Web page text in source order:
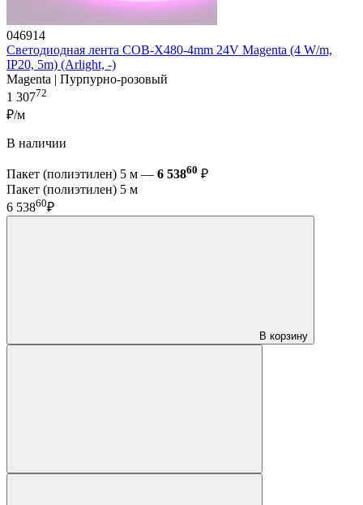
046914
Светодиодная лента COB-X480-4mm 24V Magenta (4 W/m,
IP20, 5m) (Arlight, -)
Magenta | Пурпурно-розовый
1 30772
₽/м
В наличии
Пакет (полиэтилен) 5 м — 6 53860 ₽
Пакет (полиэтилен) 5 м
6 53860₽
В корзину